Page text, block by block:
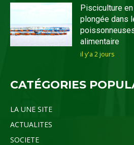
Pisciculture
plongée dans
alimentaire
il y'a 2 jours
CATÉGORIES
LA UNE SITE
ACTUALITES
SOCIETE